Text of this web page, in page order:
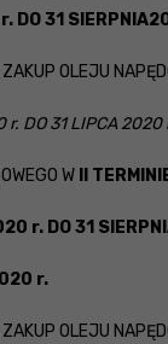
DO 31 SIERPNIA
OLEJU
r. DO 31 LIPCA 2020
W II
r. DO 31
r.
OLEJU